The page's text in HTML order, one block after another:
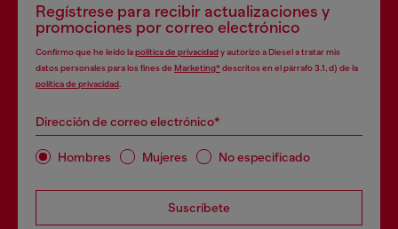
Regístrese para recibir actualizaciones y
promociones por correo electrónico
Confirmo que he leído lapolítica de privacidady autorizo a Diesel a tratar mis
datos personales para los fines de Marketing*descritos en el párrafo 3.1, d) de la
política de privacidad.
Dirección de correo electrónico*
Hombres Mujeres No especificado
Suscríbete